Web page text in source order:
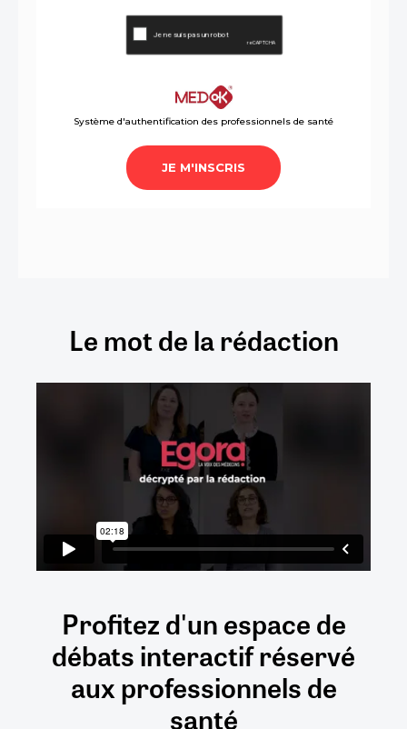
Le mot de la rédaction
Profitez d'un espace de
débatsinteractifréservé
auxprofessionnels de
santé